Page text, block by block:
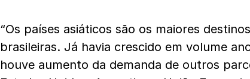
“Os países asiáticos são os maiores
brasileiras. Já havia crescido em volume
houve aumento da demanda de outros